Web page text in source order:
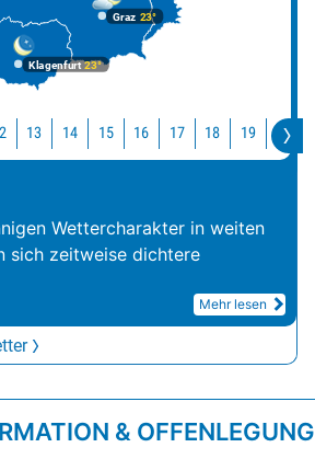
Graz 23°
Klagenfurt23°
13 14 15 16 17 18 19 20
Wettercharakter in weiten
sich zeitweise dichtere
Mehr lesen
& OFFENLEGUNG